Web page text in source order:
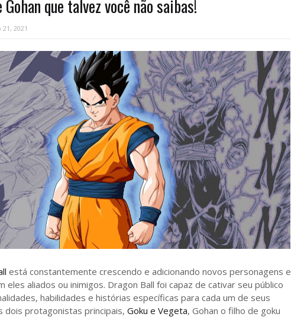
que talvez você não saibas!
2021
está constantemente crescendo e adicionando novos personagens e
eles aliados ou inimigos. Dragon Ball foi capaz de cativar seu público
habilidades e histórias específicas para cada um de seus
dois protagonistas principais, Goku e Vegeta, Gohan o filho de goku